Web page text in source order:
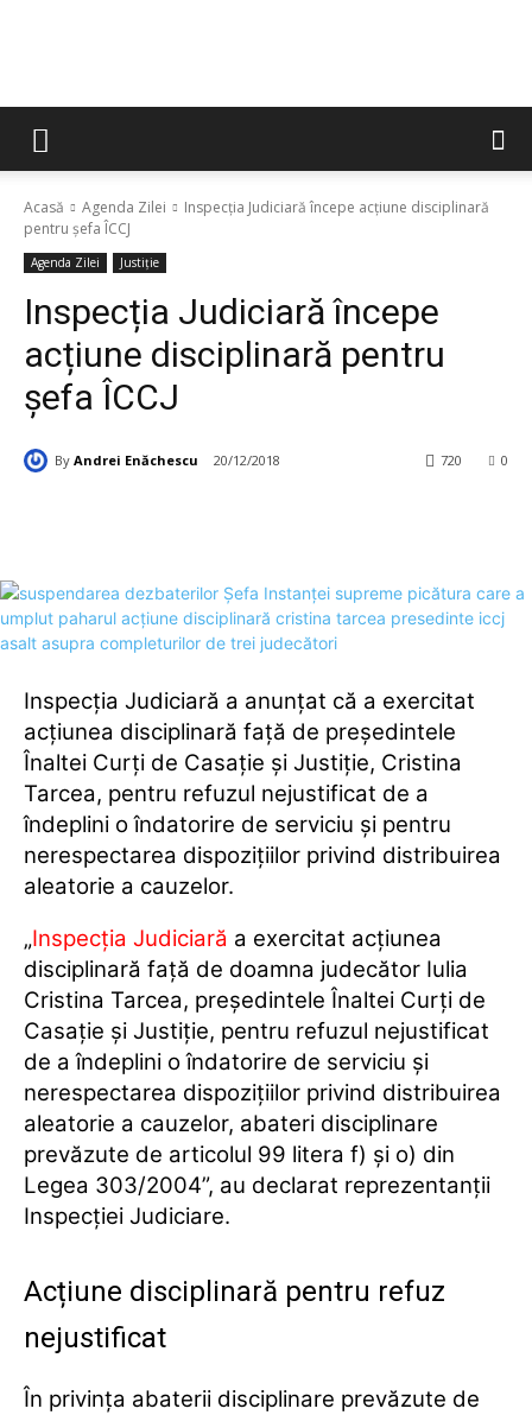
Acasă Agenda Zilei
Inspecția Judiciară începe acțiune disciplinară
pentru șefa ÎCCJ
Agenda Zilei Justiție
Inspecția Judiciară începe
acțiune disciplinară pentru
șefa ÎCCJ
By Andrei Enăchescu 20/12/2018 0
720
Inspecţia Judiciară a anunţat că a exercitat
acţiunea disciplinară faţă de preşedintele
Înaltei Curţi de Casaţie şi Justiţie, Cristina
Tarcea, pentru refuzul nejustificat de a
îndeplini o îndatorire de serviciu şi pentru
nerespectarea dispoziţiilor privind distribuirea
aleatorie a cauzelor.
„Inspecţia Judiciară a exercitat acţiunea
disciplinară faţă de doamna judecător Iulia
Cristina Tarcea, preşedintele Înaltei Curţi de
Casaţie şi Justiţie, pentru refuzul nejustificat
de a îndeplini o îndatorire de serviciu şi
nerespectarea dispoziţiilor privind distribuirea
aleatorie a cauzelor, abateri disciplinare
prevăzute de articolul 99 litera f) şi o) din
Legea 303/2004”, au declarat reprezentanții
Inspecției Judiciare.
Acțiune disciplinară pentru refuz
nejustificat
În privinţa abaterii disciplinare prevăzute de